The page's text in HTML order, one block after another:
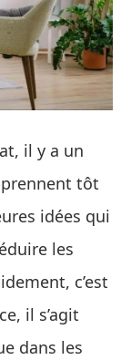
il y a un
tôt
idées qui
les
c’est
il s’agit
dans les